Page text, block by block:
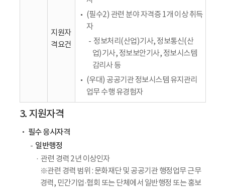
지원자
격요건
(필수2) 관련 분야 자격증 1개 이상 취득
자
정보처리(산업)기사, 정보통신(산
업)기사, 정보보안기사, 정보시스템
감리사 등
(우대) 공공기관 정보시스템 유지관리
업무 수행 유경험자
3. 지원자격
필수 응시자격
일반행정
관련 경력 2년 이상인자
※관련 경력 범위 : 문화재단 및 공공기관 행정업무 근무
경력, 민간기업·협회 또는 단체에서 일반행정 또는 홍보